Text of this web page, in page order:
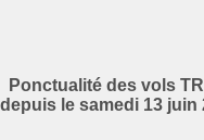
Ponctualité des vols
depuis le samedi 13 juin